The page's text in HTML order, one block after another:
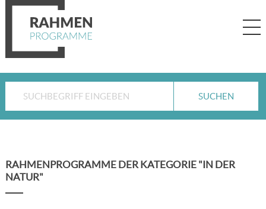
RAHMENPROGRAMME DER KATEGORIE "IN DER
NATUR"